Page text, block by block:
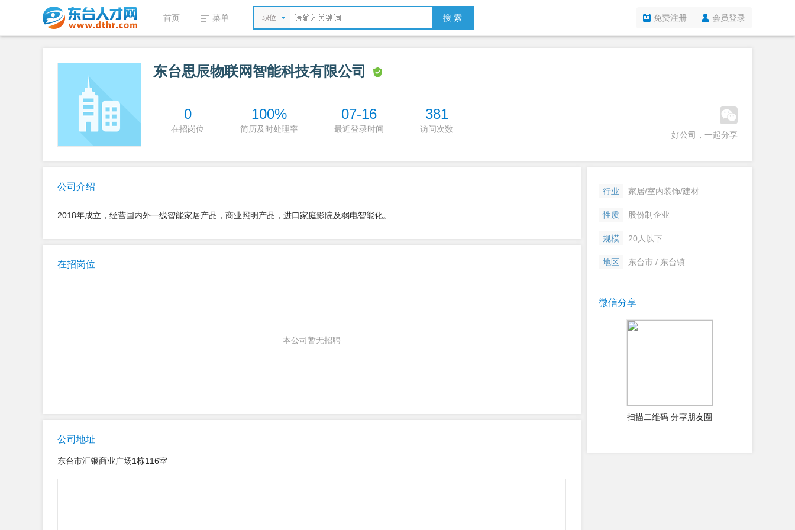
首页 菜单 职位 搜 索 免费注册 会员登录
东台思辰物联网智能科技有限公司
0
在招岗位
100%
简历及时处理率
07-16
最近登录时间
381
访问次数
好公司，一起分享
公司介绍
2018年成立，经营国内外一线智能家居产品，商业照明产品，进口家庭影院及弱电智能化。
在招岗位
本公司暂无招聘
公司地址
东台市汇银商业广场1栋116室
行业 家居/室内装饰/建材
性质 股份制企业
规模 20人以下
地区 东台市 / 东台镇
微信分享
扫描二维码 分享朋友圈